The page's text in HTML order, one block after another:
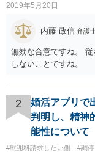
2019年5月20日
内藤 政信 弁護
無効な合意ですね。
しないことですね。
2
婚活アプリで
判明し、精神
能性について
#慰謝料請求したい側 #調停